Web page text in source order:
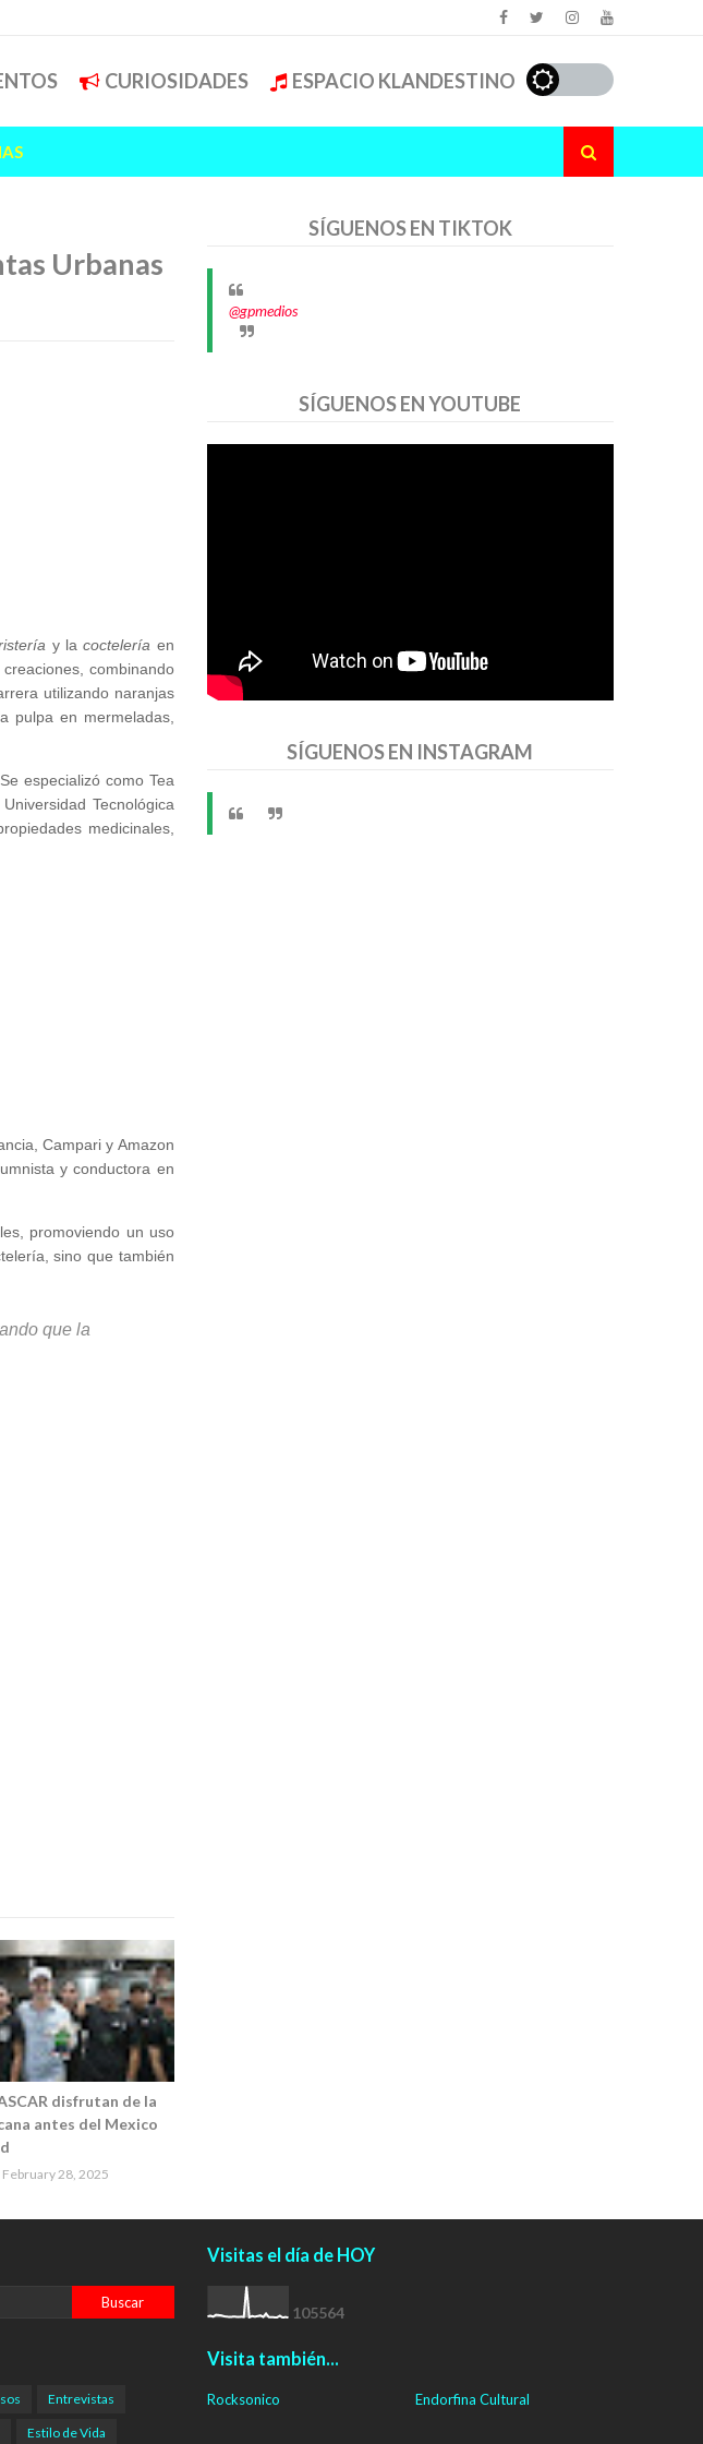
CURIOSIDADES ESPACIO KLANDESTINO
Urbanas
y lacoctelería en
combinando
utilizando naranjas
pulpa en mermeladas,
especializó como Tea
Tecnológica
medicinales,
Campari y Amazon
y conductora en
promoviendo un uso
sino que también
que la
disfrutan de la
antes del Mexico
February 28, 2025
SÍGUENOS EN TIKTOK
@gpmedios
SÍGUENOS EN YOUTUBE
SÍGUENOS EN INSTAGRAM
Entrevistas
Estilo de Vida
Visitas el día de HOY
105564
Visita también...
Rocksonico Endorfina Cultural